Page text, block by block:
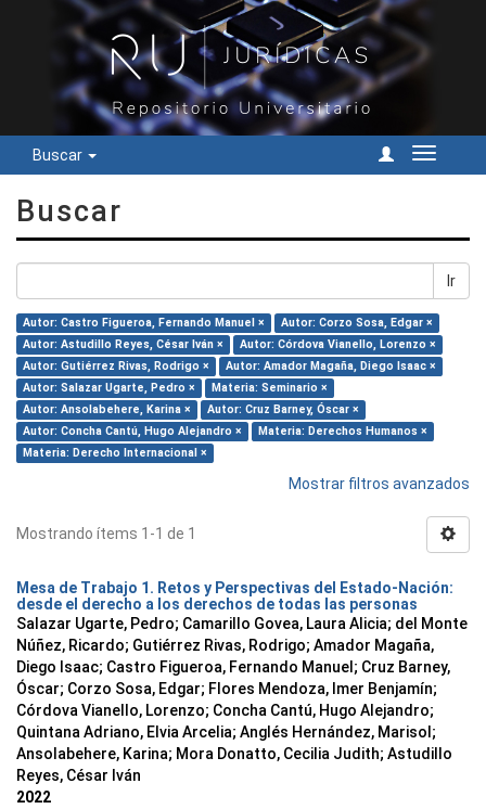
Buscar
Cambiar
Buscar
Ir
Autor: Castro Figueroa, Fernando Manuel ×
Autor: Corzo Sosa, Edgar ×
Autor: Astudillo Reyes, César Iván ×
Autor: Córdova Vianello, Lorenzo ×
Autor: Gutiérrez Rivas, Rodrigo ×
Autor: Amador Magaña, Diego Isaac ×
Autor: Salazar Ugarte, Pedro ×
Materia: Seminario ×
Autor: Ansolabehere, Karina ×
Autor: Cruz Barney, Óscar ×
Autor: Concha Cantú, Hugo Alejandro ×
Materia: Derechos Humanos ×
Materia: Derecho Internacional ×
Mostrar filtros avanzados
Mostrando ítems 1-1 de 1
Mesa de Trabajo 1. Retos y Perspectivas del Estado-Nación:
desde el derecho a los derechos de todas las personas
Salazar Ugarte, Pedro; Camarillo Govea, Laura Alicia; del Monte
Núñez, Ricardo; Gutiérrez Rivas, Rodrigo; Amador Magaña,
Diego Isaac; Castro Figueroa, Fernando Manuel ; Cruz Barney,
Óscar; Corzo Sosa, Edgar; Flores Mendoza, Imer Benjamín;
Córdova Vianello, Lorenzo; Concha Cantú, Hugo Alejandro;
Quintana Adriano, Elvia Arcelia; Anglés Hernández, Marisol ;
Ansolabehere, Karina; Mora Donatto, Cecilia Judith; Astudillo
Reyes, César Iván
2022